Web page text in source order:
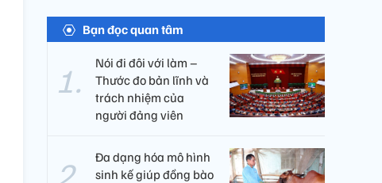
Bạn đọc quan tâm
Nói đi đôi với làm –
Thước đo bản lĩnh và
trách nhiệm của
người đảng viên​
Đa dạng hóa mô hình
sinh kế giúp đồng bào